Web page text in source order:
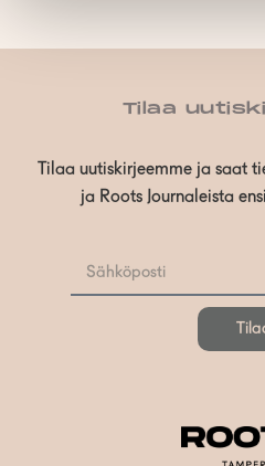
Tilaa
Tilaa uutiskirjeemme ja saat
ja Roots Journaleista